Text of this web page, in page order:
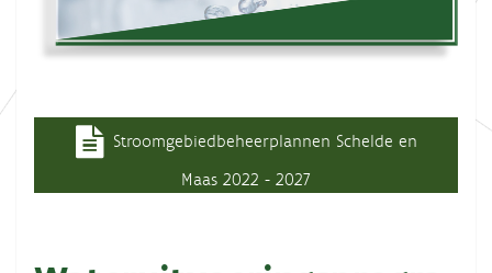
Stroomgebiedbeheerplannen Schelde en
Maas 2022 - 2027